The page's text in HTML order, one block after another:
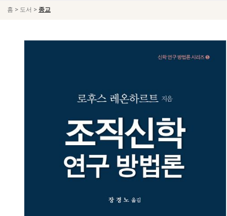
홈 > 도서 > 종교